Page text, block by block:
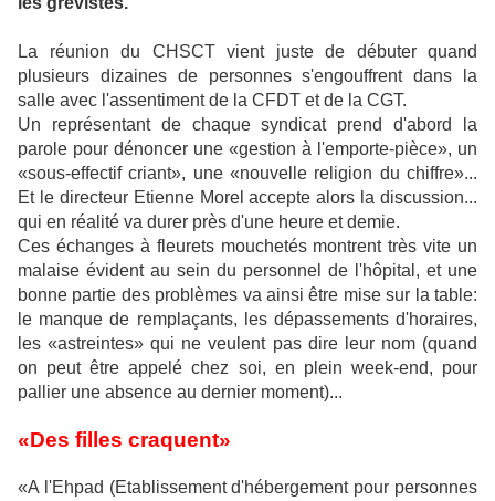
La réunion du CHSCT vient juste de débuter quand
plusieurs dizaines de personnes s'engouffrent dans la
salle avec l'assentiment de la CFDT et de la CGT.
Un représentant de chaque syndicat prend d'abord la
parole pour dénoncer une «gestion à l'emporte-pièce», un
«sous-effectif criant», une «nouvelle religion du chiffre»...
Et le directeur Etienne Morel accepte alors la discussion...
qui en réalité va durer près d'une heure et demie.
Ces échanges à fleurets mouchetés montrent très vite un
malaise évident au sein du personnel de l'hôpital, et une
bonne partie des problèmes va ainsi être mise sur la table:
le manque de remplaçants, les dépassements d'horaires,
les «astreintes» qui ne veulent pas dire leur nom (quand
on peut être appelé chez soi, en plein week-end, pour
pallier une absence au dernier moment)...
«Des filles craquent»
«A l'Ehpad (Etablissement d'hébergement pour personnes